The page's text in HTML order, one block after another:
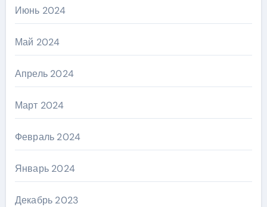
Июнь 2024
Май 2024
Апрель 2024
Март 2024
Февраль 2024
Январь 2024
Декабрь 2023